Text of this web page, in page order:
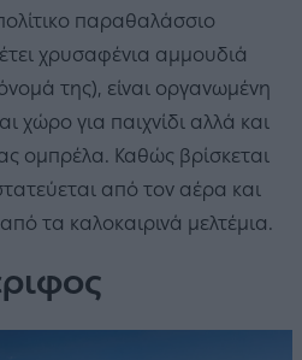
παραθαλάσσιο
χρυσαφένια αμμουδιά
της), είναι οργανωμένη
χώρο για παιχνίδι αλλά και
ομπρέλα. Καθώς βρίσκεται
από τον αέρα και
τα καλοκαιρινά μελτέμια.